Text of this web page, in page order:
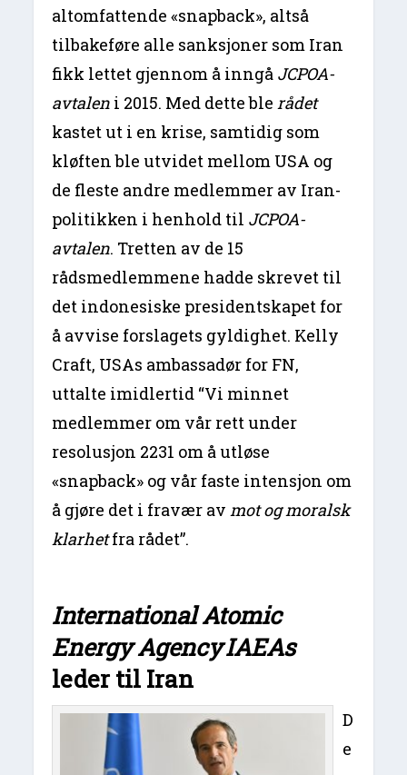
altomfattende «snapback», altså
tilbakeføre alle sanksjoner som Iran
fikk lettet gjennom å inngå JCPOA-
avtalen i 2015. Med dette blerådet
kastet ut i en krise, samtidig som
kløften ble utvidet mellom USA og
de fleste andre medlemmer av Iran-
politikken i henhold til JCPOA-
avtalen. Tretten av de 15
rådsmedlemmene hadde skrevet til
det indonesiske presidentskapet for
å avvise forslagets gyldighet. Kelly
Craft, USAs ambassadør for FN,
uttalte imidlertid “Vi minnet
medlemmer om vår rett under
resolusjon 2231 om å utløse
«snapback» og vår faste intensjon om
å gjøre det i fravær av mot og moralsk
klarhetfra rådet”.
International Atomic
Energy AgencyIAEAs
leder til Iran
D
e